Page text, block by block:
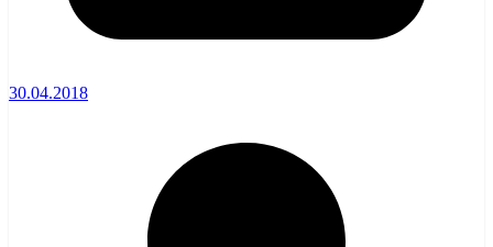
30.04.2018